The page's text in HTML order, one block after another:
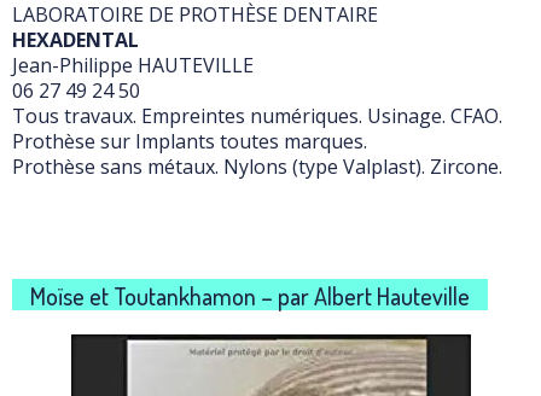
LABORATOIRE DE PROTHÈSE DENTAIRE
HEXADENTAL
Jean-Philippe HAUTEVILLE
06 27 49 24 50
Tous travaux. Empreintes numériques. Usinage. CFAO.
Prothèse sur Implants toutes marques.
Prothèse sans métaux. Nylons (type Valplast). Zircone.
Moïse et Toutankhamon – par Albert Hauteville